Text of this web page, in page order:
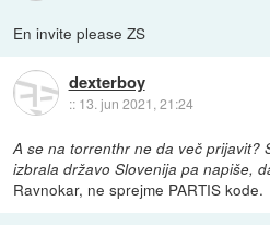
En invite please ZS
dexterboy
:: 13. jun 2021, 21:24
A se na torrenthr ne da več prijavit?
izbrala državo Slovenija pa napiše,
Ravnokar, ne sprejme PARTIS kode.